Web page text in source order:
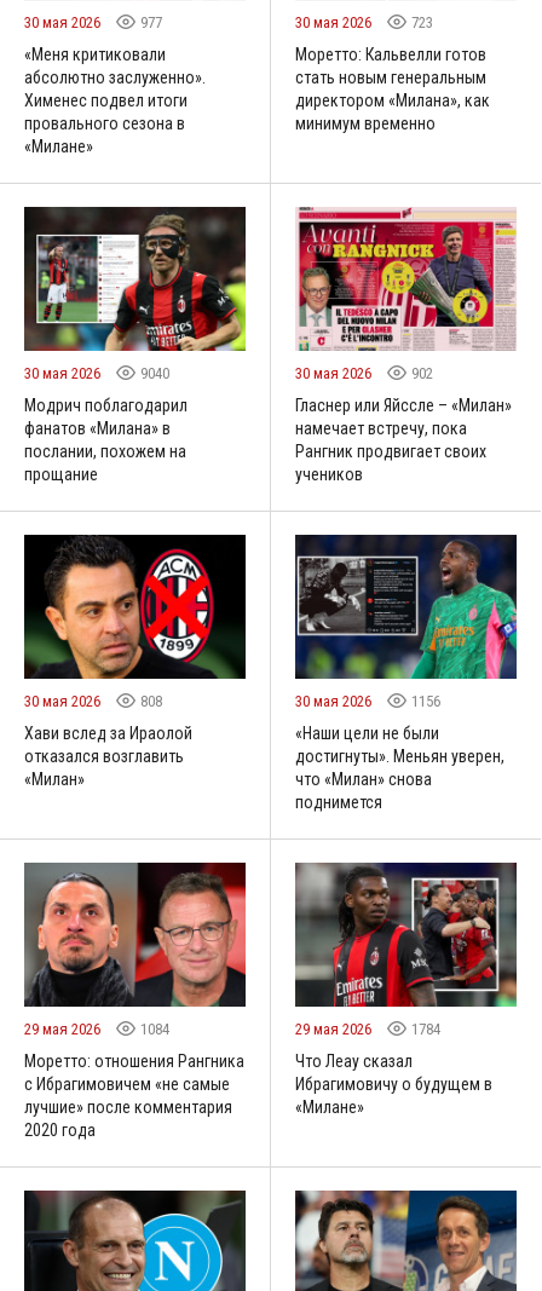
30 мая 2026 977
«Меня критиковали
абсолютно заслуженно».
Хименес подвел итоги
провального сезона в
«Милане»
30 мая 2026 723
Моретто: Кальвелли готов
стать новым генеральным
директором «Милана», как
минимум временно
30 мая 2026 9040
Модрич поблагодарил
фанатов «Милана» в
послании, похожем на
прощание
30 мая 2026 902
Гласнер или Яйссле – «Милан»
намечает встречу, пока
Рангник продвигает своих
учеников
30 мая 2026 808
Хави вслед за Ираолой
отказался возглавить
«Милан»
30 мая 2026 1156
«Наши цели не были
достигнуты». Меньян уверен,
что «Милан» снова
поднимется
29 мая 2026 1084
Моретто: отношения Рангника
с Ибрагимовичем «не самые
лучшие» после комментария
2020 года
29 мая 2026 1784
Что Леау сказал
Ибрагимовичу о будущем в
«Милане»